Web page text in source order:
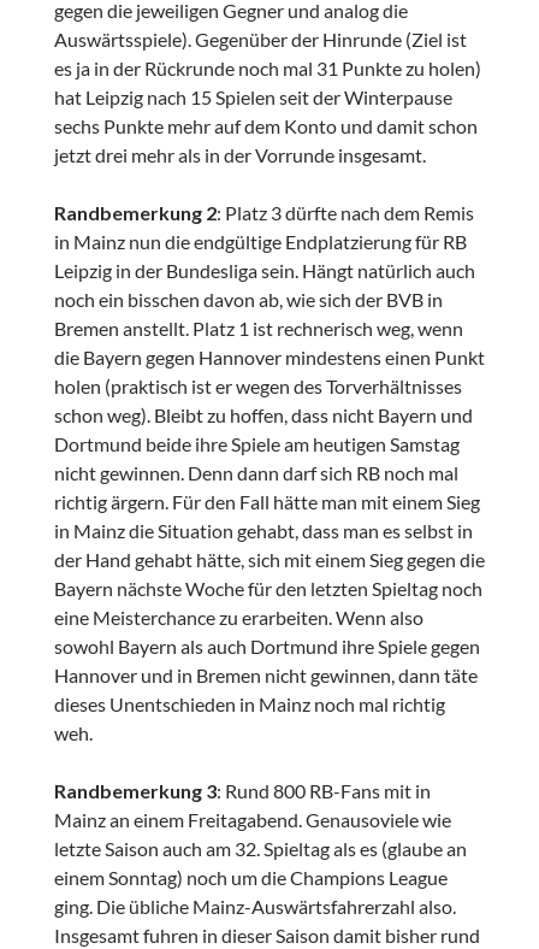
gegen die jeweiligen Gegner und analog die
Auswärtsspiele). Gegenüber der Hinrunde (Ziel ist
es ja in der Rückrunde noch mal 31 Punkte zu holen)
hat Leipzig nach 15 Spielen seit der Winterpause
sechs Punkte mehr auf dem Konto und damit schon
jetzt drei mehr als in der Vorrunde insgesamt.
Randbemerkung 2: Platz 3 dürfte nach dem Remis
in Mainz nun die endgültige Endplatzierung für RB
Leipzig in der Bundesliga sein. Hängt natürlich auch
noch ein bisschen davon ab, wie sich der BVB in
Bremen anstellt. Platz 1 ist rechnerisch weg, wenn
die Bayern gegen Hannover mindestens einen Punkt
holen (praktisch ist er wegen des Torverhältnisses
schon weg). Bleibt zu hoffen, dass nicht Bayern und
Dortmund beide ihre Spiele am heutigen Samstag
nicht gewinnen. Denn dann darf sich RB noch mal
richtig ärgern. Für den Fall hätte man mit einem Sieg
in Mainz die Situation gehabt, dass man es selbst in
der Hand gehabt hätte, sich mit einem Sieg gegen die
Bayern nächste Woche für den letzten Spieltag noch
eine Meisterchance zu erarbeiten. Wenn also
sowohl Bayern als auch Dortmund ihre Spiele gegen
Hannover und in Bremen nicht gewinnen, dann täte
dieses Unentschieden in Mainz noch mal richtig
weh.
Randbemerkung 3: Rund 800 RB-Fans mit in
Mainz an einem Freitagabend. Genausoviele wie
letzte Saison auch am 32. Spieltag als es (glaube an
einem Sonntag) noch um die Champions League
ging. Die übliche Mainz-Auswärtsfahrerzahl also.
Insgesamt fuhren in dieser Saison damit bisher rund